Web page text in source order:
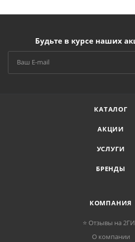
Будьте в курсе наших
КАТАЛОГ
АКЦИИ
УСЛУГИ
БРЕНДЫ
КОМПАНИЯ
⭐ Отзывы на
О компании